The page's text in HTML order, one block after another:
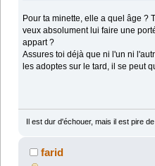
Pour ta minette, elle a quel âge ?
veux absolument lui faire une
appart ?
Assures toi déjà que ni l'un ni
les adoptes sur le tard, il se peut
Il est dur d'échouer, mais il est pire
farid